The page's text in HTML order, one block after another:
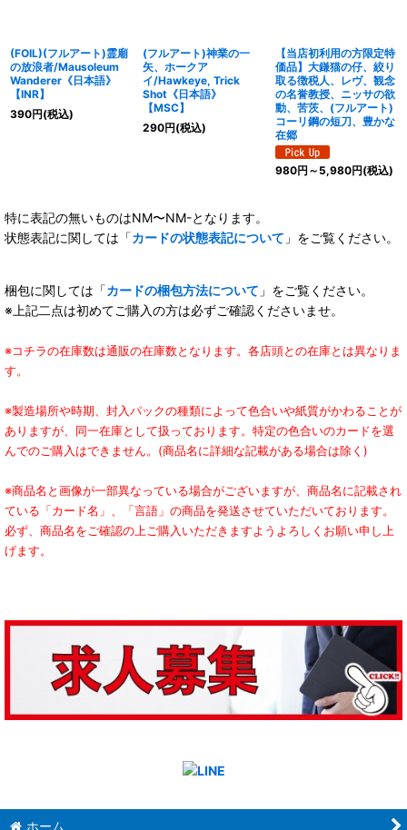
(FOIL)(フルアート)霊廟
の放浪者/Mausoleum
Wanderer《日本語》
【INR】
390円(税込)
(フルアート)神業の一
矢、ホークア
イ/Hawkeye, Trick
Shot《日本語》
【MSC】
290円(税込)
【当店初利用の方限定特
価品】大鎌猫の仔、絞り
取る徴税人、レヴ、観念
の名誉教授、ニッサの欲
動、苦茨、(フルアート)
コーリ鋼の短刀、豊かな
在郷
980円 ～5,980円(税込)
特に表記の無いものはNM〜NM-となります。
状態表記に関しては「カードの状態表記について 」をご覧ください。
梱包に関しては「カードの梱包方法について 」をご覧ください。
※上記二点は初めてご購入の方は必ずご確認くださいませ。
※コチラの在庫数は通販の在庫数となります。各店頭との在庫とは異なりま
す。
※製造場所や時期、封入パックの種類によって色合いや紙質がかわることが
ありますが、同一在庫として扱っております。特定の色合いのカードを選
んでのご購入はできません。(商品名に詳細な記載がある場合は除く)
※商品名と画像が一部異なっている場合がございますが、商品名に記載され
ている「カード名」、「言語」の商品を発送させていただいております。
必ず、商品名をご確認の上ご購入いただきますようよろしくお願い申し上
げます。
ホーム